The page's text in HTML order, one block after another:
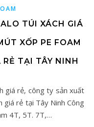
TÚI XÁCH GIÁ
XỐP PE FOAM
TẠI TÂY NINH
rẻ tại Tây Ninh Công
4T, 5T. 7T,…